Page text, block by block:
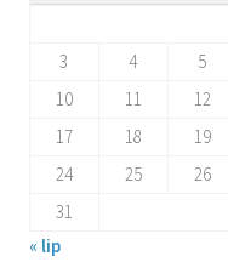
3
4 5
10
11 12
17
18 19
24
25 26
31
« lip